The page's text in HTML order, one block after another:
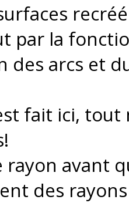
par la
des arcs et
fait ici,
rayon avant
des